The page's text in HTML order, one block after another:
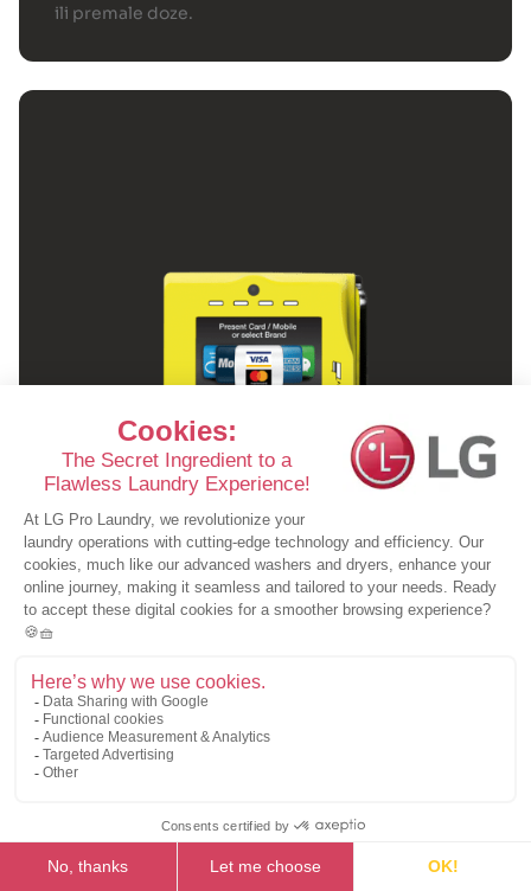
ili premale doze.
SISTEM NAPLATE
Naplata za korišćenje mašina bez zaposlenog
radnika.
Treba li vam manja mašina za pranje